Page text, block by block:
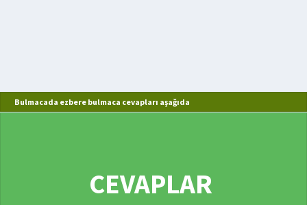
Bulmacada ezbere bulmaca cevapları aşağıda
CEVAPLAR